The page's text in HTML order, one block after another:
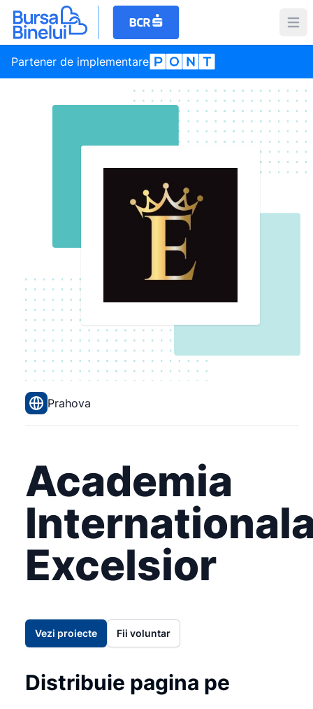
Partener de implementare
Prahova
Academia
Excelsior
Vezi proiecte Fii voluntar
Distribuie pagina pe